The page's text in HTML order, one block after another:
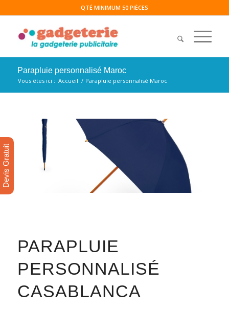
QTÉ MINIMUM 50 PIÈCES
Parapluie personnalisé Maroc
Vous êtes ici : Accueil / Parapluie personnalisé Maroc
PARAPLUIE
PERSONNALISÉ
CASABLANCA
Devis Gratuit